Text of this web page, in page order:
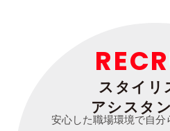
スタイリ
アシスタ
安心した職場環境で自分